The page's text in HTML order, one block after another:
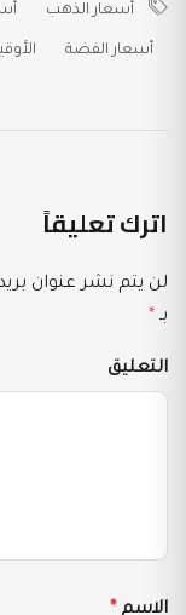
أسعار الذهب
أسعار الفضة
اترك تعليقاً
لن يتم نشر عنوان
بـ *
التعليق
الاسم*